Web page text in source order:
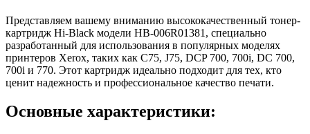
Представляем вашему вниманию высококачественный тонер-
картридж Hi-Black модели HB-006R01381, специально
разработанный для использования в популярных моделях
принтеров Xerox, таких как C75, J75, DCP 700, 700i, DC 700,
700i и 770. Этот картридж идеально подходит для тех, кто
ценит надежность и профессиональное качество печати.
Основные характеристики: